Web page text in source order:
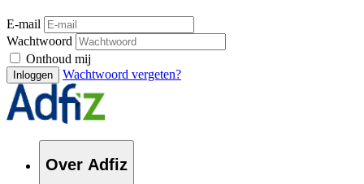
E-mail
Wachtwoord
Onthoud mij
Inloggen Wachtwoord vergeten?
Over Adfiz